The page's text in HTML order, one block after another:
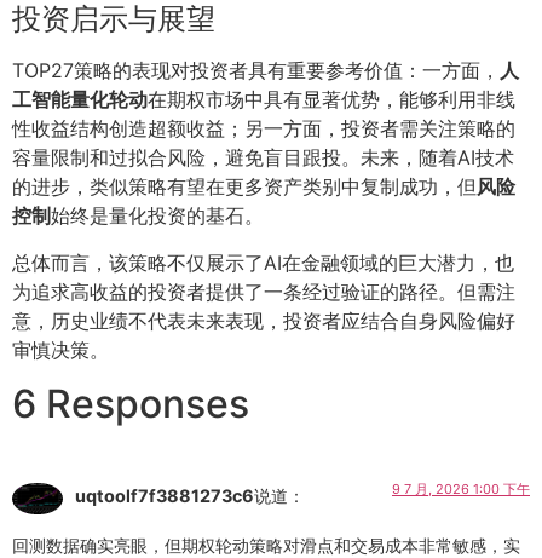
投资启示与展望
TOP27策略的表现对投资者具有重要参考价值：一方面， 人
工智能量化轮动在期权市场中具有显著优势，能够利用非线
性收益结构创造超额收益；另一方面，投资者需关注策略的
容量限制和过拟合风险，避免盲目跟投。未来，随着AI技术
的进步，类似策略有望在更多资产类别中复制成功，但风险
控制始终是量化投资的基石。
总体而言，该策略不仅展示了AI在金融领域的巨大潜力，也
为追求高收益的投资者提供了一条经过验证的路径。但需注
意，历史业绩不代表未来表现，投资者应结合自身风险偏好
审慎决策。
6 Responses
uqtoolf7f3881273c6说道： 9 7 月, 2026 1:00 下午
回测数据确实亮眼，但期权轮动策略对滑点和交易成本非常敏感，实